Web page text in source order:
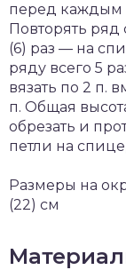
перед каждым
Повторять
(6) раз — на
ряду всего 5
вязать по 2 п.
п. Общая
обрезать и
петли на
Размеры на
(22) см